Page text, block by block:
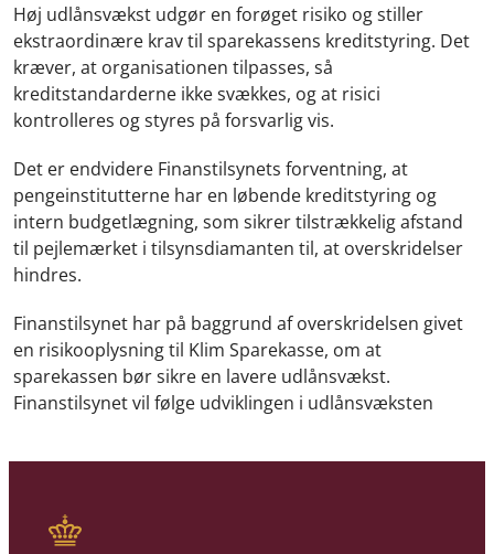
Høj udlånsvækst udgør en forøget risiko og stiller
ekstraordinære krav til sparekassens kreditstyring. Det
kræver, at organisationen tilpasses, så
kreditstandarderne ikke svækkes, og at risici
kontrolleres og styres på forsvarlig vis.
Det er endvidere Finanstilsynets forventning, at
pengeinstitutterne har en løbende kreditstyring og
intern budgetlægning, som sikrer tilstrækkelig afstand
til pejlemærket i tilsynsdiamanten til, at overskridelser
hindres.
Finanstilsynet har på baggrund af overskridelsen givet
en risikooplysning til Klim Sparekasse, om at
sparekassen bør sikre en lavere udlånsvækst.
Finanstilsynet vil følge udviklingen i udlånsvæksten